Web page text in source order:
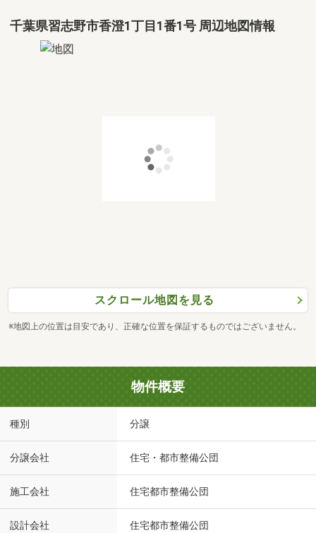
千葉県習志野市香澄1丁目1番1号 周辺地図情報
スクロール地図を見る
※地図上の位置は目安であり、正確な位置を保証するものではございません。
物件概要
種別 分譲
分譲会社 住宅・都市整備公団
施工会社 住宅都市整備公団
設計会社 住宅都市整備公団